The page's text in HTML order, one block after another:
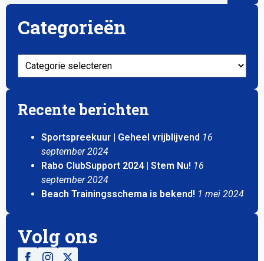
Categorieën
Categorieën
Recente berichten
Sportspreekuur | Geheel vrijblijvend 16
september 2024
Rabo ClubSupport 2024 | Stem Nu! 16
september 2024
Beach Trainingsschema is bekend! 1 mei 2024
Volg ons